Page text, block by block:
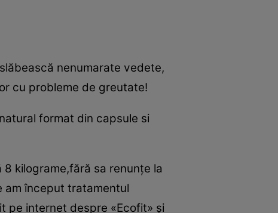
nenumarate vedete,
cu probleme de greutate!
format din capsule si
kilograme,fără sa renunţe la
am început tratamentul
pe internet despre «Ecofit» şi